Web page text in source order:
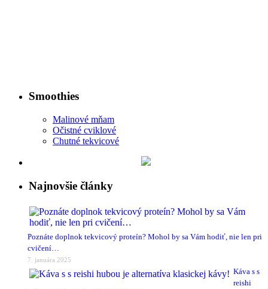
Smoothies
Malinové mňam
Očistné cviklové
Chutné tekvicové
Najnovšie články
Poznáte doplnok tekvicový proteín? Mohol by sa Vám hodiť, nie len pri
cvičení…
7. januára 2025
Káva s s
reishi